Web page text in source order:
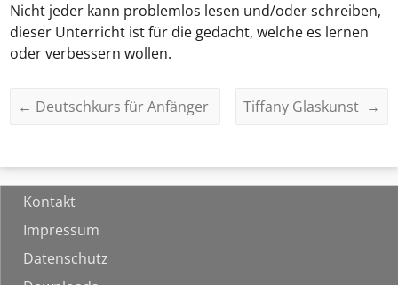
Nicht jeder kann problemlos lesen und/oder schreiben,
dieser Unterricht ist für die gedacht, welche es lernen
oder verbessern wollen.
← Deutschkurs für Anfänger Tiffany Glaskunst →
Kontakt
Impressum
Datenschutz